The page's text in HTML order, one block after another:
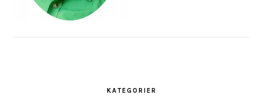
KATEGORIER